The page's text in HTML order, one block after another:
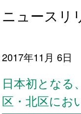
ニュースリ
2017年11月 6日
日本初となる
区・北区にお